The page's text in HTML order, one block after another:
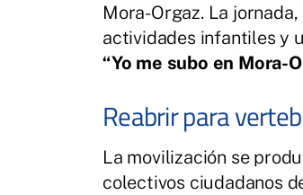
Mora-Orgaz. La
actividades infantiles y
“Yo me subo en Mora-
Reabrir para
La movilización se
colectivos ciudadanos